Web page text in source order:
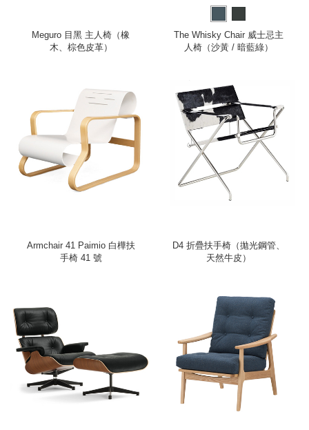
Meguro 目黑 主人椅（橡
木、棕色皮革）
The Whisky Chair 威士忌主
人椅（沙黃 / 暗藍綠）
Armchair 41 Paimio 白樺扶
手椅 41 號
D4 折疊扶手椅（拋光鋼管、
天然牛皮）